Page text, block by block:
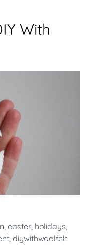
With
, easter, holidays,
, diywithwoolfelt